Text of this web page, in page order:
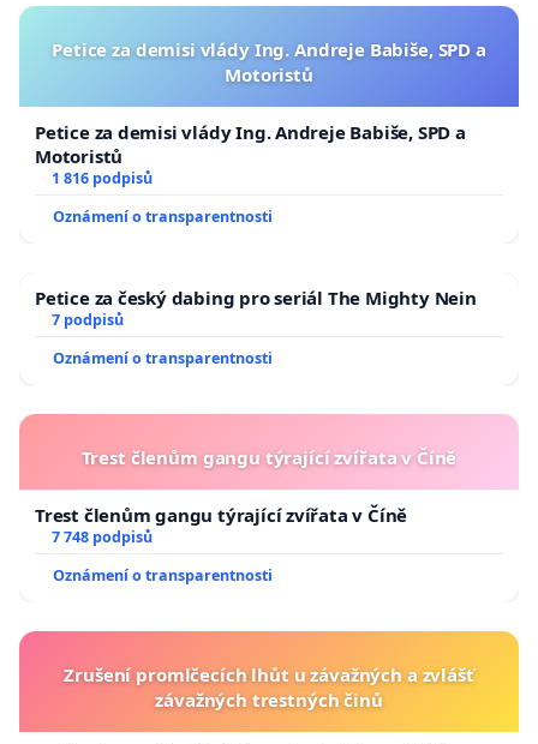
Petice za demisi vlády Ing. Andreje Babiše, SPD a
Motoristů
Petice za demisi vlády Ing. Andreje Babiše, SPD a
Motoristů
1 816 podpisů
Oznámení o transparentnosti
Petice za český dabing pro seriál The Mighty Nein
7 podpisů
Oznámení o transparentnosti
Trest členům gangu týrající zvířata v Číně
Trest členům gangu týrající zvířata v Číně
7 748 podpisů
Oznámení o transparentnosti
Zrušení promlčecích lhůt u závažných a zvlášť
závažných trestných činů